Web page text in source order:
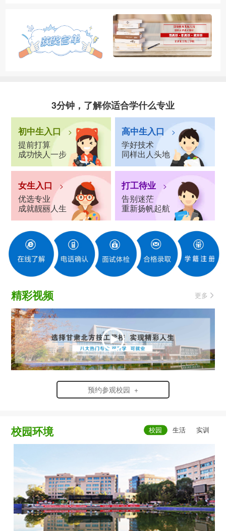
3分钟，了解你适合学什么专业
初中生入口 >
提前打算
成功快人一步
高中生入口 >
学好技术
同样出人头地
女生入口 >
优选专业
成就靓丽人生
打工待业 >
告别迷茫
重新扬帆起航
精彩视频 更多
预约参观校园 +
校园环境